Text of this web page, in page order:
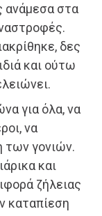
ανάμεσα στα
δες
και ούτω
για όλα, να
να
των γονιών.
και
ζήλειας
καταπίεση